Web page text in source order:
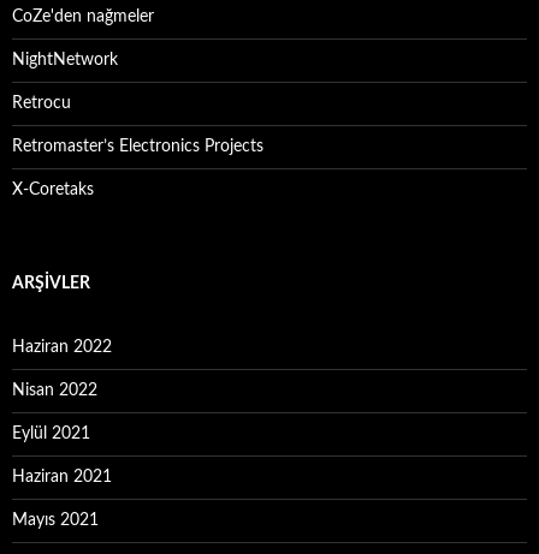
CoZe'den nağmeler
NightNetwork
Retrocu
Retromaster’s Electronics Projects
X-Coretaks
ARŞIVLER
Haziran 2022
Nisan 2022
Eylül 2021
Haziran 2021
Mayıs 2021